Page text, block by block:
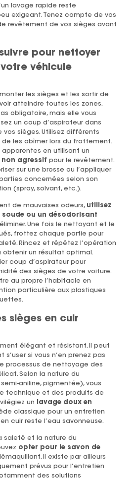
lavage rapide reste
exigeant. Tenez compte de vos
revêtement de vos sièges avant
pour nettoyer
véhicule
les sièges et les sortir de
atteindre toutes les zones.
obligatoire, mais elle vous
un coup d’aspirateur dans
sièges. Utilisez différents
les abîmer lors du frottement.
en utilisant un
agressif pour le revêtement.
sur une brosse ou l’appliquer
concernées selon son
(spray, solvant, etc.).
de mauvaises odeurs, utilisez
ou un désodorisant
Une fois le nettoyant et le
frottez chaque partie pour
Rincez et répétez l’opération
obtenir un résultat optimal.
coup d’aspirateur pour
des sièges de votre voiture.
au propre l’habitacle en
particulière aux plastiques
sièges en cuir
élégant et résistant. Il peut
si vous n’en prenez pas
processus de nettoyage des
Selon la nature du
aniline, pigmentée), vous
technique et des produits de
un
lavage doux en
classique pour un entretien
cuir reste l’eau savonneuse.
saleté et la nature du
opter pour le savon de
Il existe par ailleurs
prévus pour l’entretien
des solutions